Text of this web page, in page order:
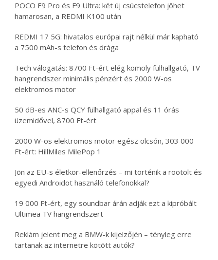
POCO F9 Pro és F9 Ultra: két új csúcstelefon jöhet
hamarosan, a REDMI K100 után
REDMI 17 5G: hivatalos európai rajt nélkül már kapható
a 7500 mAh-s telefon és drága
Tech válogatás: 8700 Ft-ért elég komoly fülhallgató, TV
hangrendszer minimális pénzért és 2000 W-os
elektromos motor
50 dB-es ANC-s QCY fülhallgató appal és 11 órás
üzemidővel, 8700 Ft-ért
2000 W-os elektromos motor egész olcsón, 303 000
Ft-ért: HillMiles MilePop 1
Jön az EU-s életkor-ellenőrzés – mi történik a rootolt és
egyedi Androidot használó telefonokkal?
19 000 Ft-ért, egy soundbar árán adják ezt a kipróbált
Ultimea TV hangrendszert
Reklám jelent meg a BMW-k kijelzőjén – tényleg erre
tartanak az internetre kötött autók?